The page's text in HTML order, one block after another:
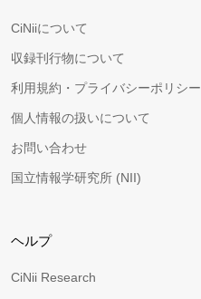
CiNiiについて
収録刊行物について
利用規約・プライバシーポリシー
個人情報の扱いについて
お問い合わせ
国立情報学研究所 (NII)
ヘルプ
CiNii Research